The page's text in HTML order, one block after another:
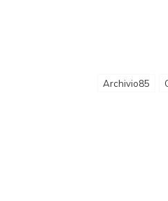
Archivio85